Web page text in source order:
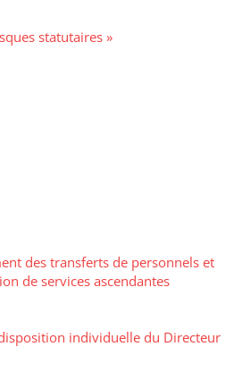
statutaires »
des transferts de personnels et
de services ascendantes
individuelle du Directeur